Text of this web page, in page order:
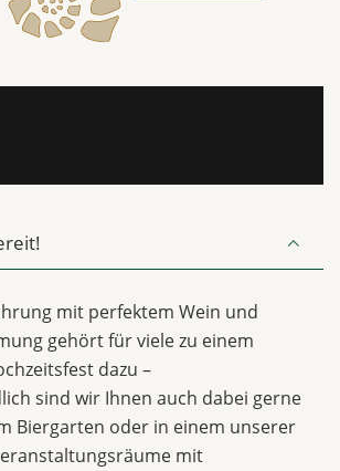
mit perfektem Wein und
gehört für viele zu einem
dazu –
sind wir Ihnen auch dabei gerne
Biergarten oder in einem unserer
mit